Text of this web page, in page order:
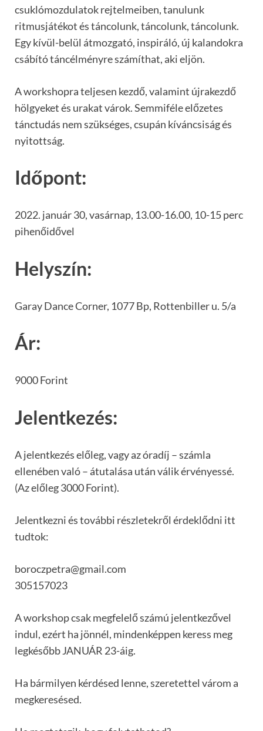
csuklómozdulatok rejtelmeiben, tanulunk
ritmusjátékot és táncolunk, táncolunk, táncolunk.
Egy kívül-belül átmozgató, inspiráló, új kalandokra
csábító táncélményre számíthat, aki eljön.
A workshopra teljesen kezdő, valamint újrakezdő
hölgyeket és urakat várok. Semmiféle előzetes
tánctudás nem szükséges, csupán kíváncsiság és
nyitottság.
Időpont:
2022. január 30, vasárnap, 13.00-16.00, 10-15 perc
pihenőidővel
Helyszín:
Garay Dance Corner, 1077 Bp, Rottenbiller u. 5/a
Ár:
9000 Forint
Jelentkezés:
A jelentkezés előleg, vagy az óradíj – számla
ellenében való – átutalása után válik érvényessé.
(Az előleg 3000 Forint).
Jelentkezni és további részletekről érdeklődni itt
tudtok:
boroczpetra@gmail.com
305157023
A workshop csak megfelelő számú jelentkezővel
indul, ezért ha jönnél, mindenképpen keress meg
legkésőbb JANUÁR 23-áig.
Ha bármilyen kérdésed lenne, szeretettel várom a
megkeresésed.